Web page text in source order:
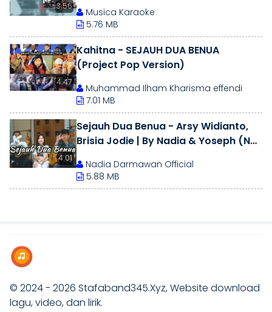
3.56
Musica Karaoke
5.76 MB
4.47
Kahitna - SEJAUH DUA BENUA
(Project Pop Version)
Muhammad Ilham Kharisma effendi
7.01 MB
4.01
Sejauh Dua Benua - Arsy Widianto,
Brisia Jodie | By Nadia & Yoseph (NY
Nadia Darmawan Official
5.88 MB
© 2024 - 2026 Stafaband345.Xyz, Website download
lagu, video, dan lirik.